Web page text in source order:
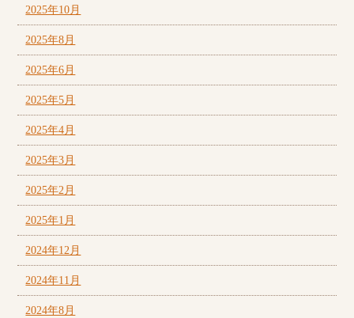
2025年10月
2025年8月
2025年6月
2025年5月
2025年4月
2025年3月
2025年2月
2025年1月
2024年12月
2024年11月
2024年8月